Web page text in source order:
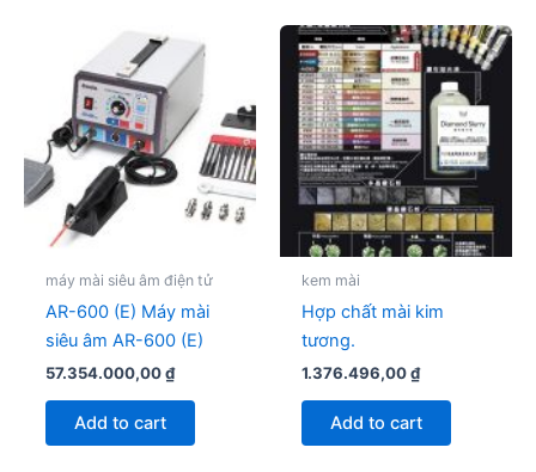
máy mài siêu âm điện tử
AR-600 (E) Máy mài
siêu âm AR-600 (E)
57.354.000,00₫
Add to cart
kem mài
Hợp chất mài kim
tương.
1.376.496,00₫
Add to cart